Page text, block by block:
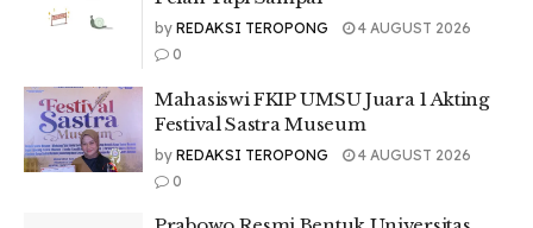
by REDAKSI TEROPONG
4 AUGUST 2026
0
Mahasiswi FKIP UMSU Juara 1 Akting
Festival Sastra Museum
by REDAKSI TEROPONG
4 AUGUST 2026
0